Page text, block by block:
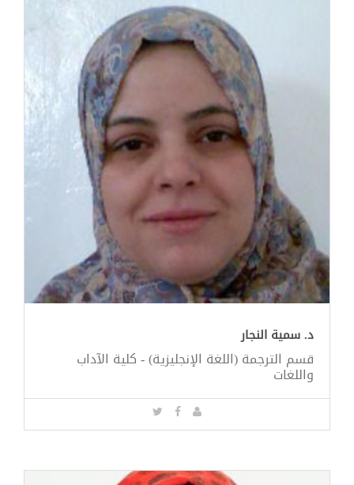
د. سمية النجار
قسم الترجمة (اللغة الإنجليزية) - كلية الآداب
واللغات